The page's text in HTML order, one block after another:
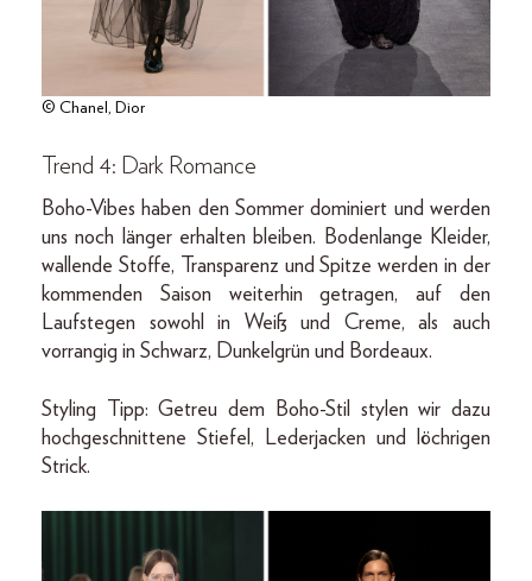
© Chanel, Dior
Trend 4: Dark Romance
Boho-Vibes haben den Sommer dominiert und werden
uns noch länger erhalten bleiben. Bodenlange Kleider,
wallende Stoffe, Transparenz und Spitze werden in der
kommenden Saison weiterhin getragen, auf den
Laufstegen sowohl in Weiß und Creme, als auch
vorrangig in Schwarz, Dunkelgrün und Bordeaux.
Styling Tipp: Getreu dem Boho-Stil stylen wir dazu
hochgeschnittene Stiefel, Lederjacken und löchrigen
Strick.